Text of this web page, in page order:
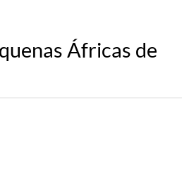
Áfricas de